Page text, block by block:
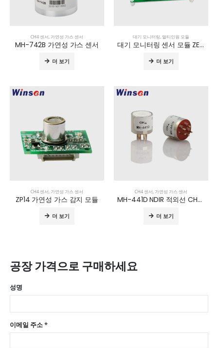
CH4 센서, 가연성 가스 센서
MH-742B 가연성 가스 센서
더 보기
대기 모니터링, 멀티인원 모듈
대기 모니터링 센서 모듈 ZEHS04
더 보기
CH4 센서, 가연성 가스 센서
ZP14 가연성 가스 감지 모듈
더 보기
CH4 센서, 가연성 가스 센서
MH-441D NDIR 적외선 CH4 센서
더 보기
공장 가격으로 구매하세요
성명
이메일 주소 *